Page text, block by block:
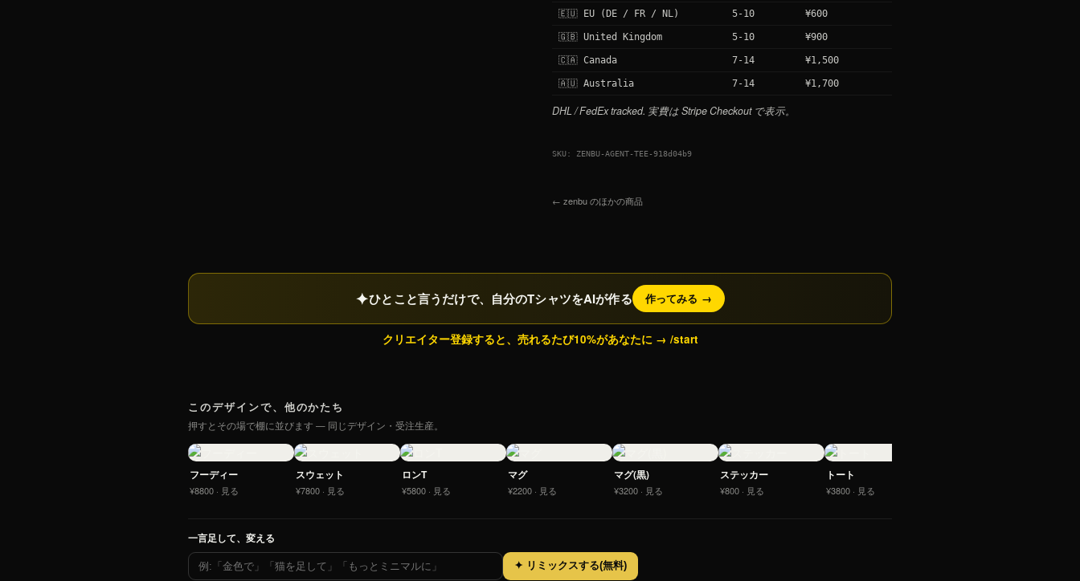
🇪🇺 EU (DE / FR / NL) 5-10 ¥600
🇬🇧 United Kingdom 5-10 ¥900
🇨🇦 Canada 7-14 ¥1,500
🇦🇺 Australia 7-14 ¥1,700
DHL / FedEx tracked. 実費は Stripe Checkout で表示。
SKU: ZENBU-AGENT-TEE-918d04b9
← zenbu のほかの商品
✦ひとこと言うだけで、自分のTシャツをAIが作る 作ってみる →
クリエイター登録すると、売れるたび10%があなたに → /start
このデザインで、他のかたち
押すとその場で棚に並びます — 同じデザイン・受注生産。
フーディー
¥8800 · 見る
スウェット
¥7800 · 見る
ロンT
¥5800 · 見る
マグ
¥2200 · 見る
マグ(黒)
¥3200 · 見る
ステッカー
¥800 · 見る
トート
¥3800 · 見る
一言足して、変える
✦ リミックスする(無料)